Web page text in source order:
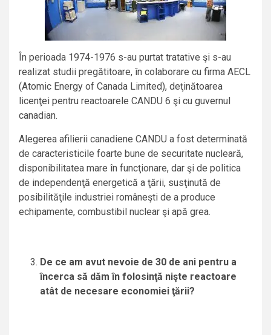
În perioada 1974-1976 s-au purtat tratative şi s-au
realizat studii pregătitoare, în colaborare cu firma AECL
(Atomic Energy of Canada Limited), deţinătoarea
licenţei pentru reactoarele CANDU 6 şi cu guvernul
canadian.
Alegerea afilierii canadiene CANDU a fost determinată
de caracteristicile foarte bune de securitate nucleară,
disponibilitatea mare în funcţionare, dar şi de politica
de independenţă energetică a ţării, susţinută de
posibilităţile industriei româneşti de a produce
echipamente, combustibil nuclear şi apă grea.
De ce am avut nevoie de 30 de ani pentru a
încerca să dăm în folosinţă nişte reactoare
atât de necesare economiei ţării?